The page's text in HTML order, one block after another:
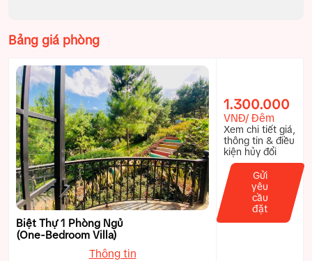
Bảng giá phòng
Biệt Thự 1 Phòng Ngủ
(One-Bedroom Villa)
Thông tin
1.300.000
VNĐ/ Đêm
Xem chi tiết giá,
thông tin & điều
kiện hủy đổi
Gửi
yêu
cầu
đặt